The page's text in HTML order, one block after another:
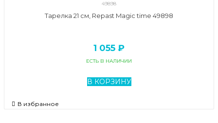
49898
Тарелка 21 см, Repast Magic time 49898
1 055 ₽
ЕСТЬ В НАЛИЧИИ
В КОРЗИНУ
В избранное